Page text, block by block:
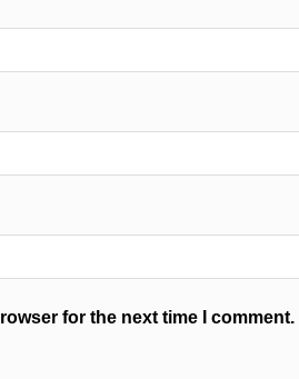
for the next time I comment.